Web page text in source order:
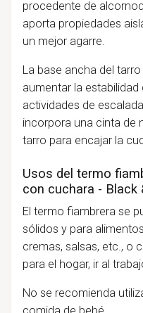
procedente de
aporta propiedades
un mejor agarre.
La base ancha del
aumentar la
actividades de
incorpora una cinta de
tarro para encajar la
Usos del termo
con cuchara - Black
El termo fiambrera se
sólidos y para
cremas, salsas, etc., o
para el hogar, ir al
No se recomienda